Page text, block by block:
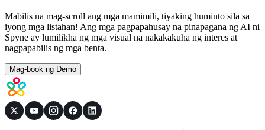
Mabilis na mag-scroll ang mga mamimili, tiyaking huminto sila sa
iyong mga listahan! Ang mga pagpapahusay na pinapagana ng AI ni
Spyne ay lumilikha ng mga visual na nakakakuha ng interes at
nagpapabilis ng mga benta.
Mag-book ng Demo